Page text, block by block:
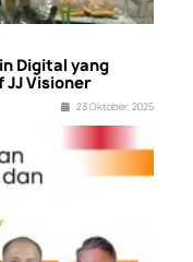
Digital yang
JJ Visioner
23 Oktober, 2025